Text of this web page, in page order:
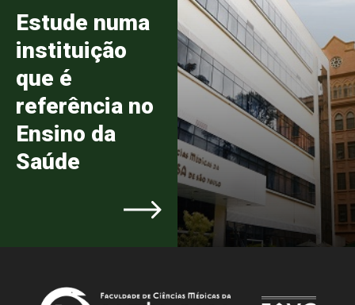
Estude numa
instituição
que é
referência no
Ensino da
Saúde